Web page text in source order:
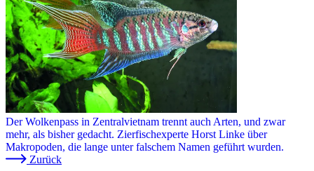
Der Wolkenpass in Zentralvietnam trennt auch Arten, und zwar
mehr, als bisher gedacht. Zierfischexperte Horst Linke über
Makropoden, die lange unter falschem Namen geführt wurden.
Zurück